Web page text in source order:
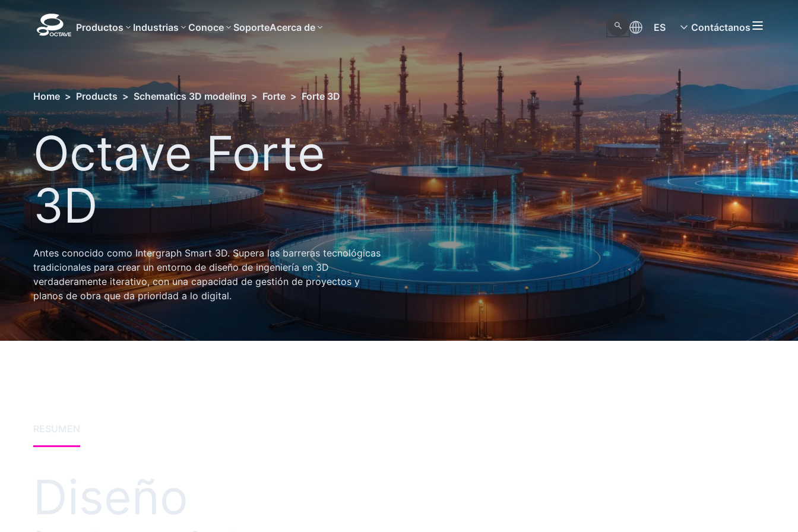
Productos Industrias Conoce SoporteAcerca de ES Contáctanos
Home > Products > Schematics 3D modeling > Forte > Forte 3D
Octave Forte
3D
Antes conocido como Intergraph Smart 3D. Supera las barreras tecnológicas
tradicionales para crear un entorno de diseño de ingeniería en 3D
verdaderamente iterativo, con una capacidad de gestión de proyectos y
planos de obra que da prioridad a lo digital.
RESUMEN
Diseño